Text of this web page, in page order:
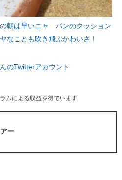
の朝は早いニャ パンのクッション
なことも吹き飛ぶかわいさ！
のTwitterアカウント
ムによる収益を得ています
ー